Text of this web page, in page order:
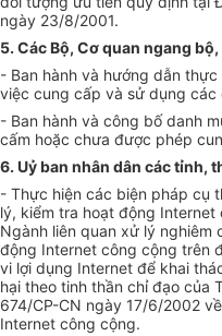
ngày 23/8/2001.
5. Các Bộ, Cơ quan ngang
- Ban hành và hướng dẫn
việc cung cấp và sử dụng
- Ban hành và công bố danh
cấm hoặc chưa được phép
6. Uỷ ban nhân dân các tỉnh,
- Thực hiện các biện pháp cụ
lý, kiểm tra hoạt động
Ngành liên quan xử lý
động Internet công cộng trên
vi lợi dụng Internet để khai
hại theo tinh thần chỉ đạo của
674/CP-CN ngày 17/6/2002
Internet công cộng.